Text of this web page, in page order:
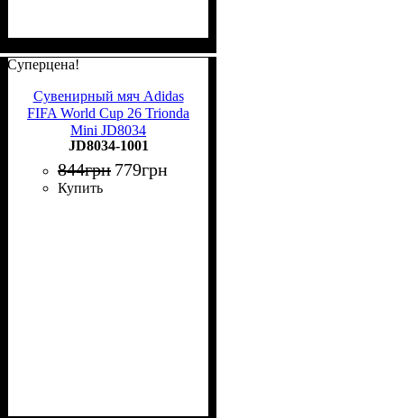
Суперцена!
Сувенирный мяч Adidas
FIFA World Cup 26 Trionda
Mini JD8034
JD8034-1001
844грн 779грн
Купить